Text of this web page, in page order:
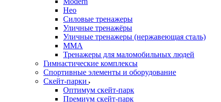
Нео
Силовые тренажеры
Уличные тренажёры
Уличные тренажеры (нержавеющая сталь)
ММА
Тренажеры для маломобильных людей
Гимнастические комплексы
Спортивные элементы и оборудование
Скейт-парки
Оптимум скейт-парк
Премиум скейт-парк